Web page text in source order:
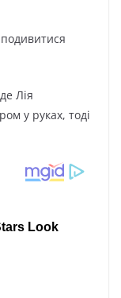
Лія
у руках, тоді